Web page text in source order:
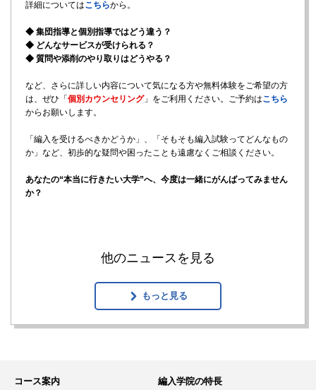
詳細についてはこちらから。
◆ 集団指導と個別指導ではどう違う？
◆ どんなサービスが受けられる？
◆ 質問や添削のやり取りはどうやる？
など、さらに詳しい内容について気になる方や無料体験をご希望の方
は、ぜひ「 個別カウンセリング」をご利用ください。ご予約はこちら
からお願いします。
「編入を受けるべきかどうか」、「そもそも編入試験ってどんなもの
か」など、初歩的な疑問や困ったことも遠慮なくご相談ください。
あなたの“本当に行きたい大学”へ、今度は一緒にがんばってみません
か？
他のニュースを見る
もっと見る
コース案内
編入学院の特長